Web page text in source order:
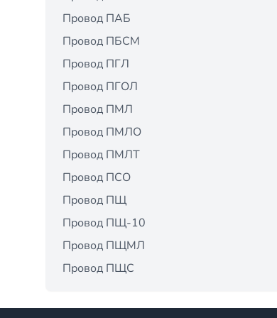
Провод ПАБ
Провод ПБСМ
Провод ПГЛ
Провод ПГОЛ
Провод ПМЛ
Провод ПМЛО
Провод ПМЛТ
Провод ПСО
Провод ПЩ
Провод ПЩ-10
Провод ПЩМЛ
Провод ПЩС